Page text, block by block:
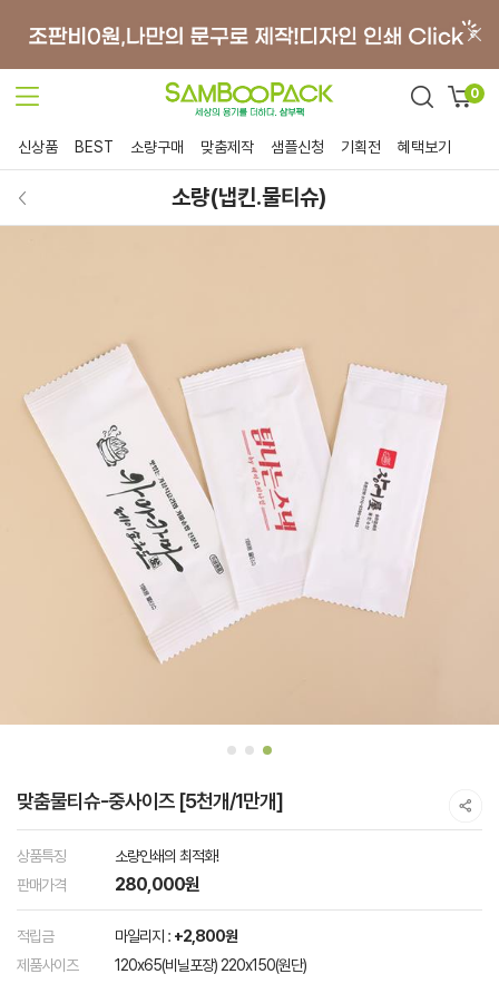
0
신상품 BEST 소량구매 맞춤제작 샘플신청 기획전 혜택보기
소량(냅킨.물티슈)
맞춤물티슈-중사이즈 [5천개/1만개]
상품특징
소량인쇄의 최적화!
판매가격
280,000원
적립금 마일리지 : +2,800원
제품사이즈
120x65(비닐포장) 220x150(원단)